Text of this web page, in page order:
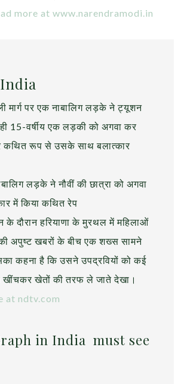
more at www.narendramodi.in
मार्ग पर एक नाबालिग लड़के ने ट्यूशन
15-वर्षीय एक लड़की को अगवा कर
कथित रूप से उसके साथ बलात्कार
लड़के ने नौवीं की छात्रा को अगवा
में किया कथित रेप
के दौरान हरियाणा के मुरथल में महिलाओं
अपुष्ट खबरों के बीच एक शख्स सामने
कहना है कि उसने उपद्रवियों को कई
खींचकर खेतों की तरफ ले जाते देखा।
at ndtv.com
in India must see